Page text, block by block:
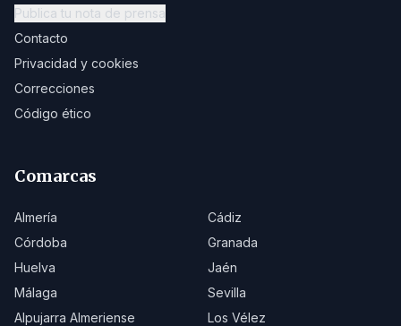
Publica tu nota de prensa
Contacto
Privacidad y cookies
Correcciones
Código ético
Comarcas
Almería
Cádiz
Córdoba
Granada
Huelva
Jaén
Málaga
Sevilla
Alpujarra Almeriense
Los Vélez